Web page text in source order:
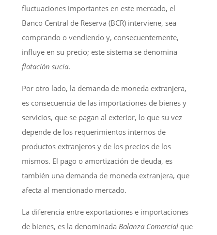
fluctuaciones importantes en este mercado, el
Banco Central de Reserva (BCR) interviene, sea
comprando o vendiendo y, consecuentemente,
influye en su precio; este sistema se denomina
flotación sucia.
Por otro lado, la demanda de moneda extranjera,
es consecuencia de las importaciones de bienes y
servicios, que se pagan al exterior, lo que su vez
depende de los requerimientos internos de
productos extranjeros y de los precios de los
mismos. El pago o amortización de deuda, es
también una demanda de moneda extranjera, que
afecta al mencionado mercado.
La diferencia entre exportaciones e importaciones
de bienes, es la denominada Balanza Comercialque